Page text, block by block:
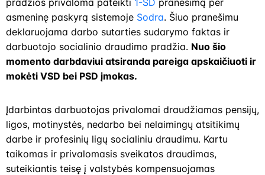
asmeninę paskyrą sistemoje Sodra. Šiuo pranešimu
deklaruojama darbo sutarties sudarymo faktas ir
darbuotojo socialinio draudimo pradžia. Nuo šio
momento darbdaviui atsiranda pareiga apskaičiuoti ir
mokėti VSD bei PSD įmokas.
Įdarbintas darbuotojas privalomai draudžiamas pensijų,
ligos, motinystės, nedarbo bei nelaimingų atsitikimų
darbe ir profesinių ligų socialiniu draudimu. Kartu
taikomas ir privalomasis sveikatos draudimas,
suteikiantis teisę į valstybės kompensuojamas